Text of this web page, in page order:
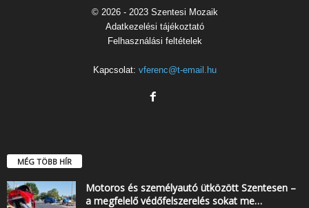
© 2026 - 2023 Szentesi Mozaik
Adatkezelési tájékoztató
Felhasználási feltételek
Kapcsolat: vferenc@t-email.hu
MÉG TÖBB HÍR
Motoros és személyautó ütközött Szentesen –
a megfelelő védőfelszerelés sokat me…